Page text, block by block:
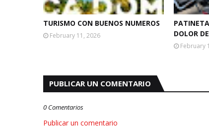
TURISMO CON BUENOS NUMEROS
February 11, 2026
DOLOR
February
PUBLICAR UN COMENTARIO
0 Comentarios
Publicar un comentario